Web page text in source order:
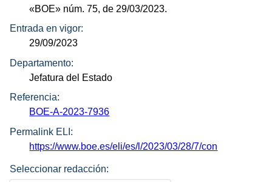
«BOE» núm. 75, de 29/03/2023.
Entrada en vigor:
29/09/2023
Departamento:
Jefatura del Estado
Referencia:
BOE-A-2023-7936
Permalink ELI:
https://www.boe.es/eli/es/l/2023/03/28/7/con
Seleccionar redacción: